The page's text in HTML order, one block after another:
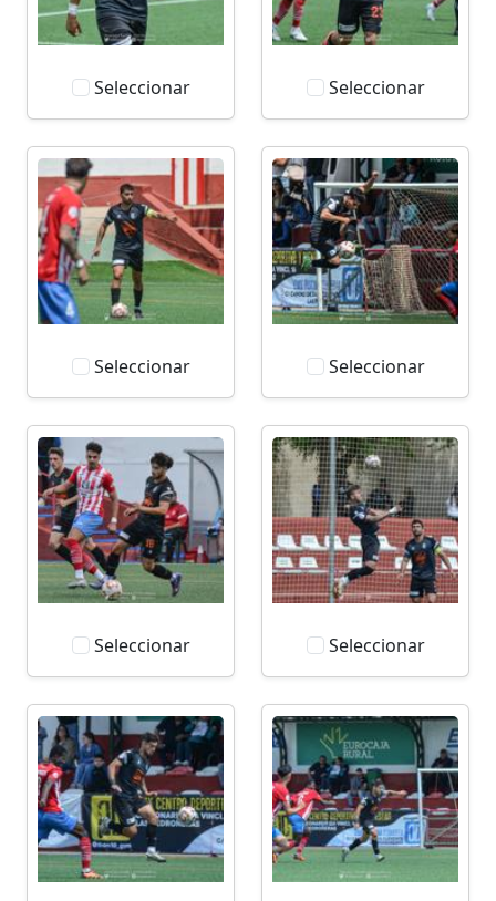
Seleccionar Seleccionar
Seleccionar Seleccionar
Seleccionar Seleccionar